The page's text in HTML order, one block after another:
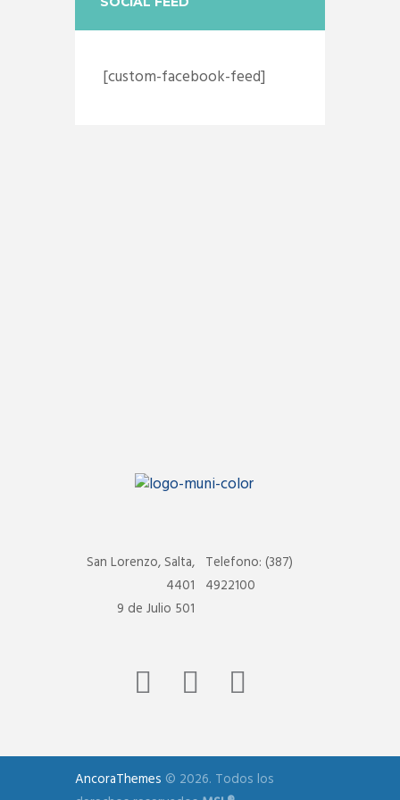
[custom-facebook-feed]
Telefono: (387)
4922100
San Lorenzo, Salta,
4401
9 de Julio 501
AncoraThemes © 2026. Todos los